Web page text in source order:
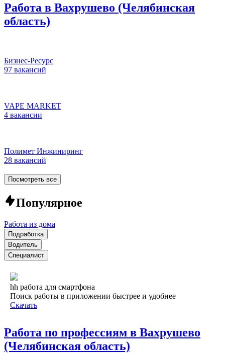
Работа в Вахрушево (Челябинская
область)
Бизнес-Ресурс
97 вакансий
VAPE MARKET
4 вакансии
Полимет Инжиниринг
28 вакансий
Посмотреть все
Популярное
Работа из дома
Подработка
Водитель
Специалист
hh работа для смартфона
Поиск работы в приложении быстрее и удобнее
Скачать
Работа по профессиям в Вахрушево
(Челябинская область)